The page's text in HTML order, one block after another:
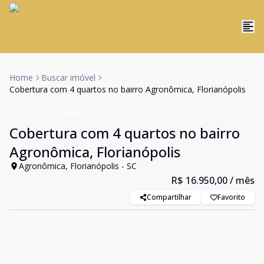
Home
Buscar imóvel
Cobertura com 4 quartos no bairro Agronômica, Florianópolis
Cobertura com 4 quartos no bairro
Agronômica, Florianópolis
Agronômica, Florianópolis - SC
R$ 16.950,00/ mês
Compartilhar Favorito